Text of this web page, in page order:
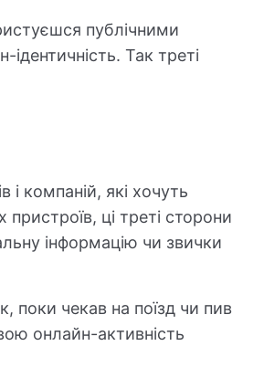
публічними
Так треті
компаній, які хочуть
ці треті сторони
інформацію чи звички
поки чекав на поїзд чи пив
онлайн-активність